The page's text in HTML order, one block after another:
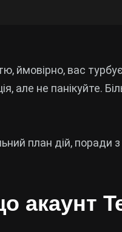
ймовірно, вас
але не панікуйте.
план дій, поради
акаунт